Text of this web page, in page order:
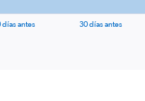
días antes 30 días antes